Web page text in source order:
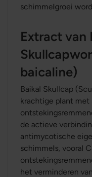
schimmelgroei
Extract van
baicaline)
Baikal Skullcap
krachtige plant met
de actieve
antimycotische
schimmels, vooral
het verminderen